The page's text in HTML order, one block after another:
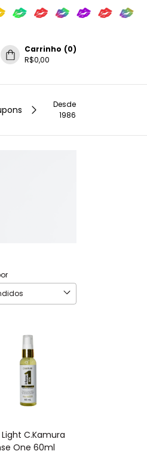
Carrinho (0)
R$0,00
de Desconto na New Look
Desde
1986
C.Kamura
One 60ml